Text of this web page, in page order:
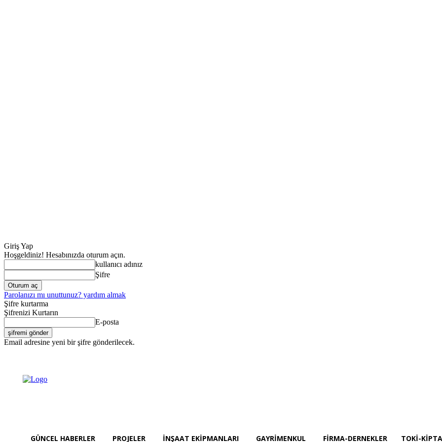
Giriş Yap
Hoşgeldiniz! Hesabınızda oturum açın.
kullanıcı adınız
Şifre
Parolanızı mı unuttunuz? yardım almak
Şifre kurtarma
Şifrenizi Kurtarın
E-posta
Email adresine yeni bir şifre gönderilecek.
GÜNCEL HABERLER PROJELER İNŞAAT EKIPMANLARI GAYRİMENKUL FIRMA-DERNEKLER TOKİ-